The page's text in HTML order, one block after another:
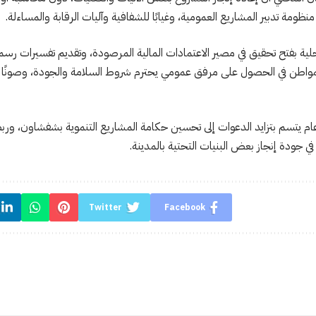
تدبير المشاريع العمومية، وغيابًا للشفافية وآليات الرقابة والمساءلة.
بفتح تحقيق في مصير الاعتمادات المالية المرصودة، وتقديم تفسيرات
في الحصول على مرفق عمومي يحترم شروط السلامة والجودة، وصونًا
بتزايد الدعوات إلى تحسين حكامة المشاريع التنموية بشفشاون،
جودة إنجاز بعض البنيات التحتية بالمدينة.
Facebook
Twitter